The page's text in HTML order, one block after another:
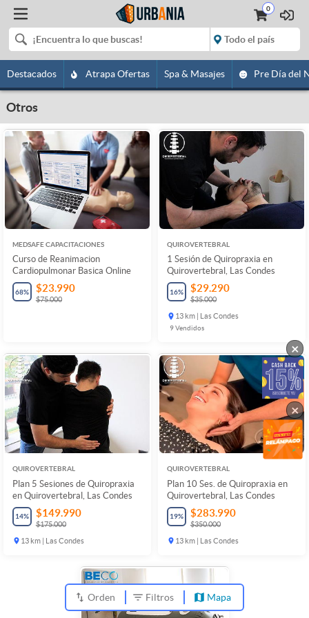
0
Destacados Atrapa Ofertas Spa & Masajes Pre Día del
Otros
MEDSAFE CAPACITACIONES
Curso de Reanimacion
Cardiopulmonar Basica Online
68% $23.990
$75.000
QUIROVERTEBRAL
1 Sesión de Quiropraxia en
Quirovertebral, Las Condes
16% $29.290
$35.000
13 km | Las Condes
9Vendidos
QUIROVERTEBRAL
Plan 5 Sesiones de Quiropraxia
en Quirovertebral, Las Condes
14% $149.990
$175.000
13 km | Las Condes
QUIROVERTEBRAL
Plan 10 Ses. de Quiropraxia en
Quirovertebral, Las Condes
19% $283.990
$350.000
13 km | Las Condes
Orden Filtros Mapa
×
×